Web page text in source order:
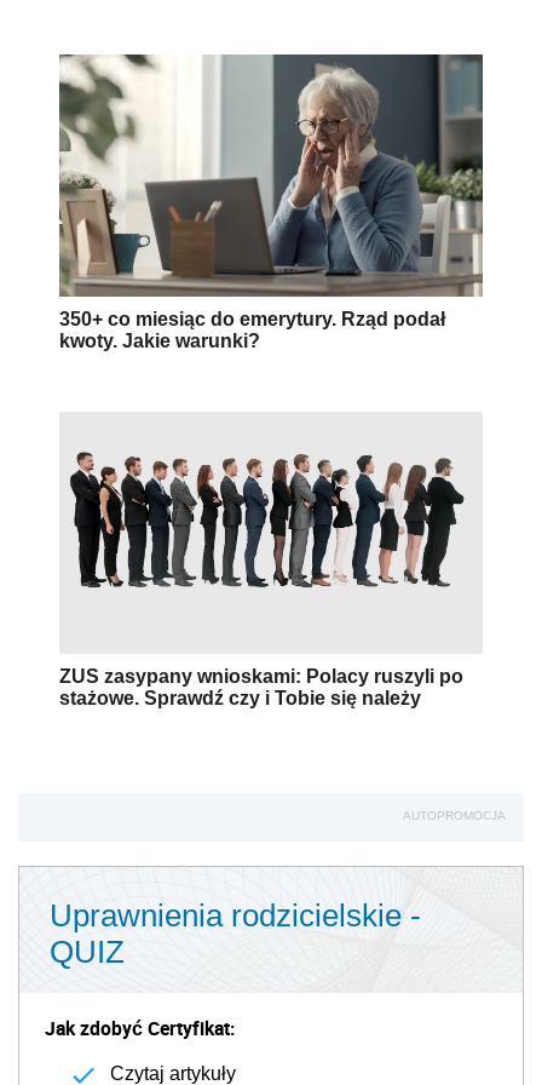
350+ co miesiąc do emerytury. Rząd podał
kwoty. Jakie warunki?
ZUS zasypany wnioskami: Polacy ruszyli po
stażowe. Sprawdź czy i Tobie się należy
AUTOPROMOCJA
Uprawnienia rodzicielskie -
QUIZ
Jak zdobyć Certyfikat:
Czytaj artykuły